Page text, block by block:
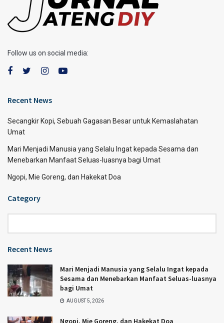
Follow us on social media:
Recent News
Secangkir Kopi, Sebuah Gagasan Besar untuk Kemaslahatan
Umat
Mari Menjadi Manusia yang Selalu Ingat kepada Sesama dan
Menebarkan Manfaat Seluas-luasnya bagi Umat
Ngopi, Mie Goreng, dan Hakekat Doa
Category
Recent News
Mari Menjadi Manusia yang Selalu Ingat kepada
Sesama dan Menebarkan Manfaat Seluas-luasnya
bagi Umat
AUGUST 5, 2026
Ngopi, Mie Goreng, dan Hakekat Doa